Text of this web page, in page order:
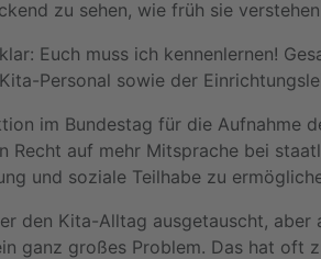
zu sehen, wie früh sie
Euch muss ich kennenlernen!
Personal sowie der
im Bundestag für die Aufnahme
Recht auf mehr Mitsprache bei
und soziale Teilhabe zu
den Kita-Alltag ausgetauscht,
ganz großes Problem. Das hat oft